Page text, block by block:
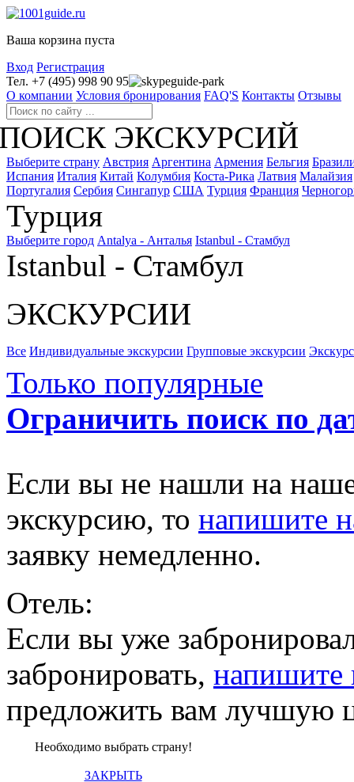
Ваша корзина пуста
Вход Регистрация
Тел. +7 (495) 998 90 95
guide-park
О компании Условия бронирования FAQ'S Контакты Отзывы
ЭКСКУРСИЙ
Выберите страну Австрия Аргентина Армения Бельгия
Испания Италия Китай Колумбия Коста-Рика Латвия Малайзия
Португалия Сербия Сингапур США Турция Франция
Турция
Выберите город Antalya - Анталья Istanbul - Стамбул
Istanbul - Стамбул
ЭКСКУРСИИ
Все Индивидуальные экскурсии Групповые экскурсии
Только популярные
Ограничить поиск по
Если вы не нашли на
экскурсию, то напишите
заявку немедленно.
Отель:
Если вы уже
забронировать, напишите
предложить вам лучшую
Необходимо выбрать страну!
ЗАКРЫТЬ